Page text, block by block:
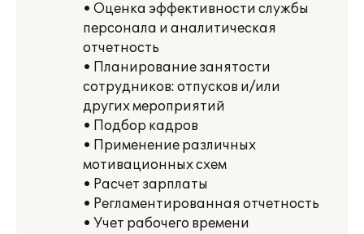
• Оценка эффективности службы
персонала и аналитическая
отчетность
• Планирование занятости
сотрудников: отпусков и/или
других мероприятий
• Подбор кадров
• Применение различных
мотивационных схем
• Расчет зарплаты
• Регламентированная отчетность
• Учет рабочего времени